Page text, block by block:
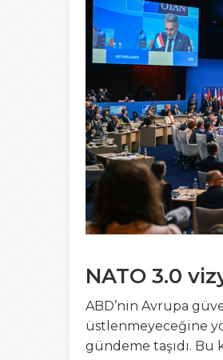
NATO 3.0
ABD’nin Avrupa
üstlenmeyeceğine
gündeme taşıdı. Bu